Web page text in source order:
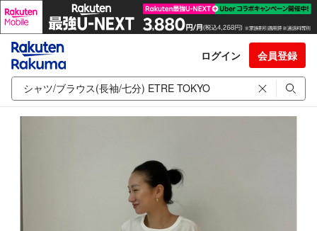
ログイン 会員登録